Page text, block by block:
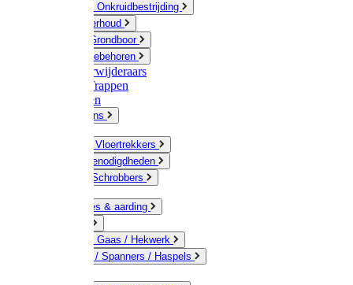
Schoffels / Onkruidbestrijding
Gazononderhoud
Hamers / Grondboor
Sledes / toebehoren
Onkruidverwijderaars
Ladders / Trappen
Werkbanken
Betonmolens
Bezems & Vloertrekkers
Schildersbenodigdheden
Borstels / Schrobbers
Accessoires & aarding
Geleiders / Gaas / Hekwerk
Verbinders / Spanners / Haspels